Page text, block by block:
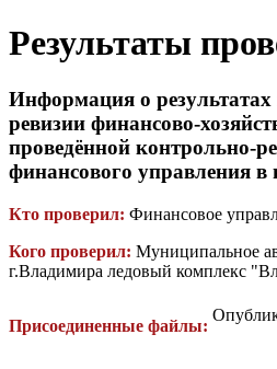
Результаты
Информация о
ревизии финансово-
проведённой контрольно-
финансового управления в
Кто проверил: Финансовое
Кого проверил: Муниципальное
г.Владимира ледовый комплекс
Присоединенные файлы: